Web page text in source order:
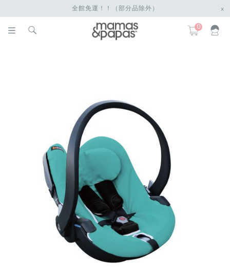
全館免運！！（部分品除外） x
0